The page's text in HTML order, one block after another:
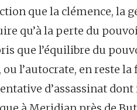
que la clémence, la
qu’à la perte du
que l’équilibre du
ou l’autocrate, en reste
d’assassinat